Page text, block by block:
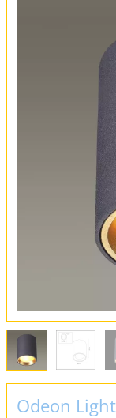
Вся
Оплата
Обмен и
Отзывы
Odeon Light